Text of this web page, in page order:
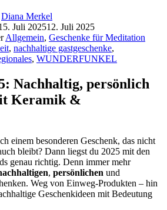
Diana Merkel
Juli 202512. Juli 2025
Allgemein, Geschenke für Meditation
, nachhaltige gastgeschenke,
, WUNDERFUNKEL
Nachhaltig, persönlich
Keramik &
einem besonderen Geschenk, das nicht
bleibt? Dann liegst du 2025 mit den
genau richtig. Denn immer mehr
, persönlichen und
Weg von Einweg-Produkten – hin
Geschenkideen mit Bedeutung